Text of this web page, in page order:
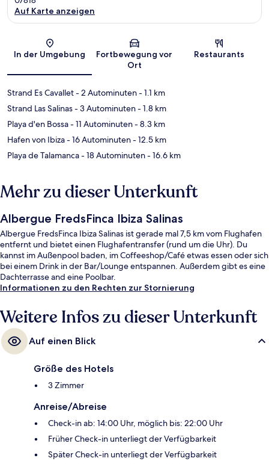
Auf Karte anzeigen
In der Umgebung
Fortbewegung vor
Ort
Restaurants
Strand Es Cavallet- 2 Autominuten- 1.1 km
Strand Las Salinas- 3 Autominuten- 1.8 km
Playa d'en Bossa- 11 Autominuten- 8.3 km
Hafen von Ibiza- 16 Autominuten- 12.5 km
Playa de Talamanca- 18 Autominuten- 16.6 km
Mehr zu dieser Unterkunft
Albergue FredsFinca Ibiza Salinas
Albergue FredsFinca Ibiza Salinas ist gerade mal 7,5 km vom Flughafen
entfernt und bietet einen Flughafentransfer (rund um die Uhr). Du
kannst im Außenpool baden, im Coffeeshop/Café etwas essen oder sich
bei einem Drink in der Bar/Lounge entspannen. Außerdem gibt es eine
Dachterrasse and eine Poolbar.
Informationen zu den Rechten zur Stornierung
Weitere Infos zu dieser Unterkunft
Auf einen Blick
Größe des Hotels
3 Zimmer
Anreise/Abreise
Check-in ab: 14:00 Uhr, möglich bis: 22:00 Uhr
Früher Check-in unterliegt der Verfügbarkeit
Später Check-in unterliegt der Verfügbarkeit